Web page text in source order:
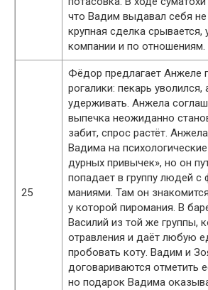
что Вадим выдавал себя не
крупная сделка срывается,
компании и по отношениям.
25
Фёдор предлагает Анжеле
рогалики: пекарь уволился,
удерживать. Анжела
выпечка неожиданно
забит, спрос растёт.
Вадима на
дурных привычек», но он
попадает в группу людей с
маниями. Там он
у которой пиромания. В
Василий из той же группы,
отравления и даёт любую
пробовать коту. Вадим и
договариваются отметить
но подарок Вадима